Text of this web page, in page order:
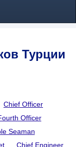
Турции
Chief Officer
Officer
Seaman
Chief Engineer